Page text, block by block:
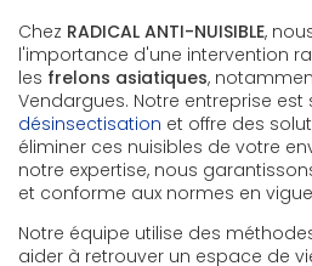
Chez RADICAL ANTI-NUISIBLE,
l'importance d'une intervention
les frelons asiatiques,
Vendargues. Notre entreprise
désinsectisation et offre des
éliminer ces nuisibles de votre
notre expertise, nous
et conforme aux normes en
Notre équipe utilise des
aider à retrouver un espace de